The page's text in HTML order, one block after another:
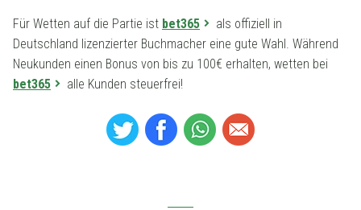
Für Wetten auf die Partie ist bet365
als offiziell in
Deutschland lizenzierter Buchmacher eine gute Wahl. Während
Neukunden einen Bonus von bis zu 100€ erhalten, wetten bei
bet365
alle Kunden steuerfrei!